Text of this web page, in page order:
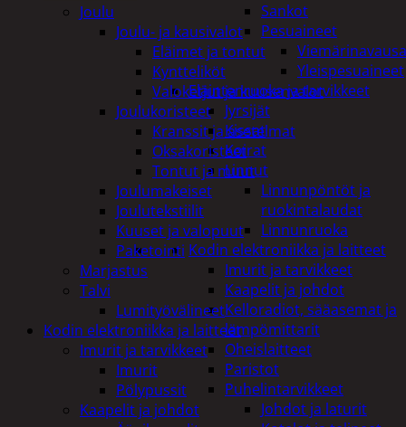
Sankot
Pesuaineet
Yleispesuaineet
Eläintenruoka ja tarvikkeet
Jyrsijät
Kissat
Koirat
Linnut
Linnunpöntöt ja
ruokintalaudat
Linnunruoka
Kodin elektroniikka ja laitteet
Imurit ja tarvikkeet
Kaapelit ja johdot
Kelloradiot, sääasemat ja
lämpömittarit
Oheislaitteet
Paristot
Puhelintarvikkeet
Johdot ja laturit
Joulu
Joulu- ja kausivalot
Eläimet ja tontut
Kyntteliköt
Valoketjut ja kuusenvalot
Joulukoristeet
Kranssit ja asetelmat
Oksakoristeet
Tontut ja muut
Joulumakeiset
Joulutekstiilit
Kuuset ja valopuut
Paketointi
Marjastus
Talvi
Lumityövälineet
Kodin elektroniikka ja laitteet
Imurit ja tarvikkeet
Imurit
Pölypussit
Kaapelit ja johdot